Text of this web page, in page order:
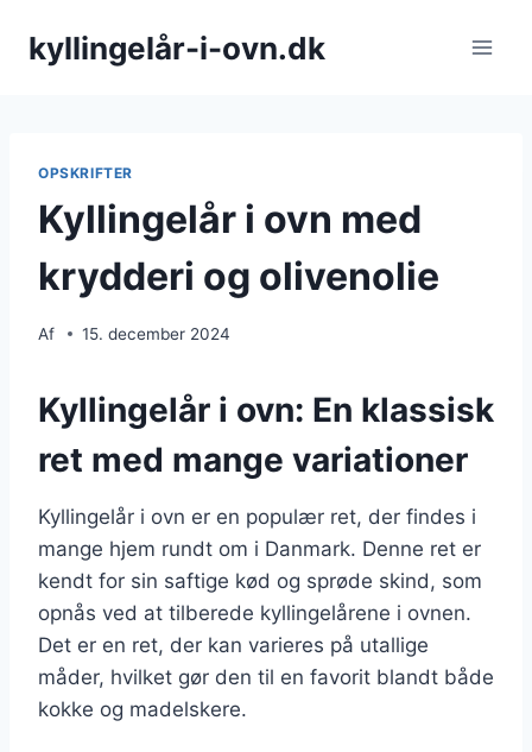
kyllingelår-i-ovn.dk
OPSKRIFTER
Kyllingelår i ovn med
krydderi og olivenolie
Af 15. december 2024
Kyllingelår i ovn: En klassisk
ret med mange variationer
Kyllingelår i ovn er en populær ret, der findes i
mange hjem rundt om i Danmark. Denne ret er
kendt for sin saftige kød og sprøde skind, som
opnås ved at tilberede kyllingelårene i ovnen.
Det er en ret, der kan varieres på utallige
måder, hvilket gør den til en favorit blandt både
kokke og madelskere.